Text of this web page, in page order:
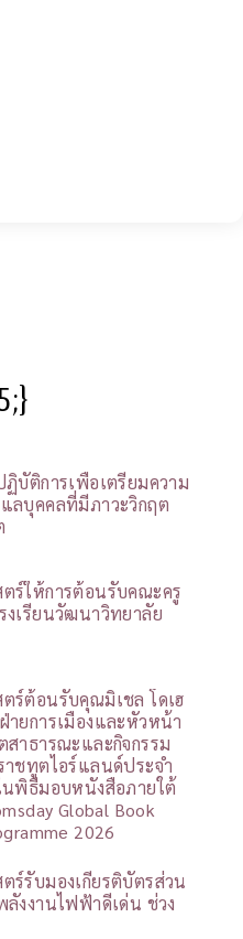
ฏิบัติการเพื่อเตรียมความ
ลบุคคลที่มีภาวะวิกฤต
ร์ให้การต้อนรับคณะครู
งเรียนวัฒนาวิทยาลัย
ร์ต้อนรับคุณมิเชล โดเฮ
ายการเมืองและหัวหน้า
สาธารณะและกิจกรรม
าชทูตไอร์แลนด์ประจำ
นพิธีมอบหนังสือภายใต้
Global Book
2026
ร์รับมองเกียรติบัตรส่วน
ลังงานไฟฟ้าดีเด่น ช่วง